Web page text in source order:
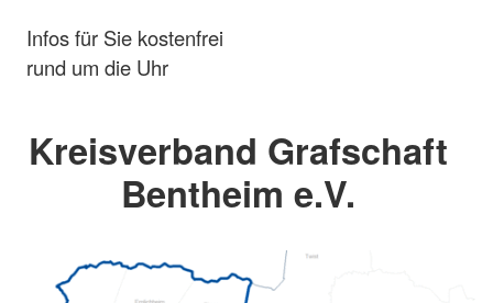
Infos für Sie kostenfrei
rund um die Uhr
Kreisverband Grafschaft
Bentheim e.V.